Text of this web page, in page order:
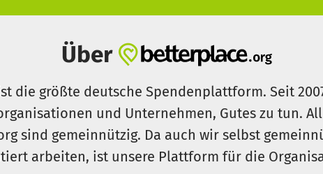
machen zu können, wird Ihre Hilfe benötigt.
Über
die größte deutsche Spendenplattform. Seit
und Unternehmen, Gutes zu tun.
sind gemeinnützig. Da auch wir selbst
arbeiten, ist unsere Plattform für die